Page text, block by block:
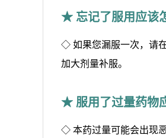
★ 忘记了服用应该
◇ 如果您漏服一次，请
加大剂量补服。
★ 服用了过量药物
◇ 本药过量可能会出现